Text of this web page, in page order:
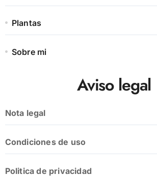
Plantas
Sobre mi
Aviso legal
Nota legal
Condiciones de uso
Politica de privacidad